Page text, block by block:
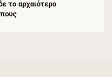
το αρχαιότερο